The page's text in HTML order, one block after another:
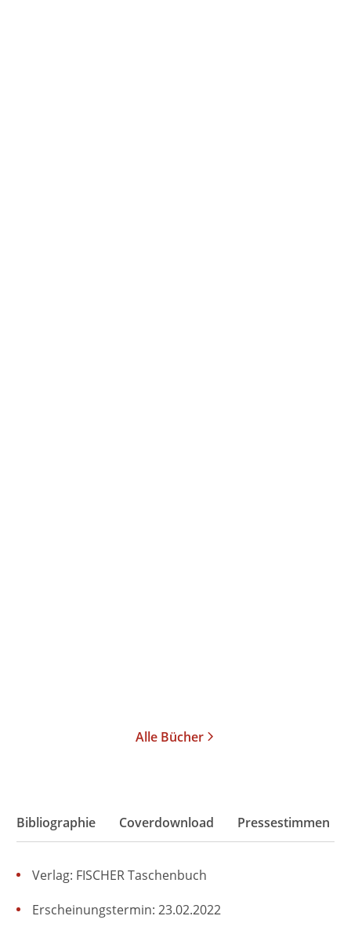
Alle Bücher
Bibliographie Coverdownload Pressestimmen
Verlag: FISCHER Taschenbuch
Erscheinungstermin: 23.02.2022